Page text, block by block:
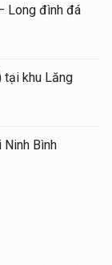
Long đình đá
tại khu Lăng
Bình